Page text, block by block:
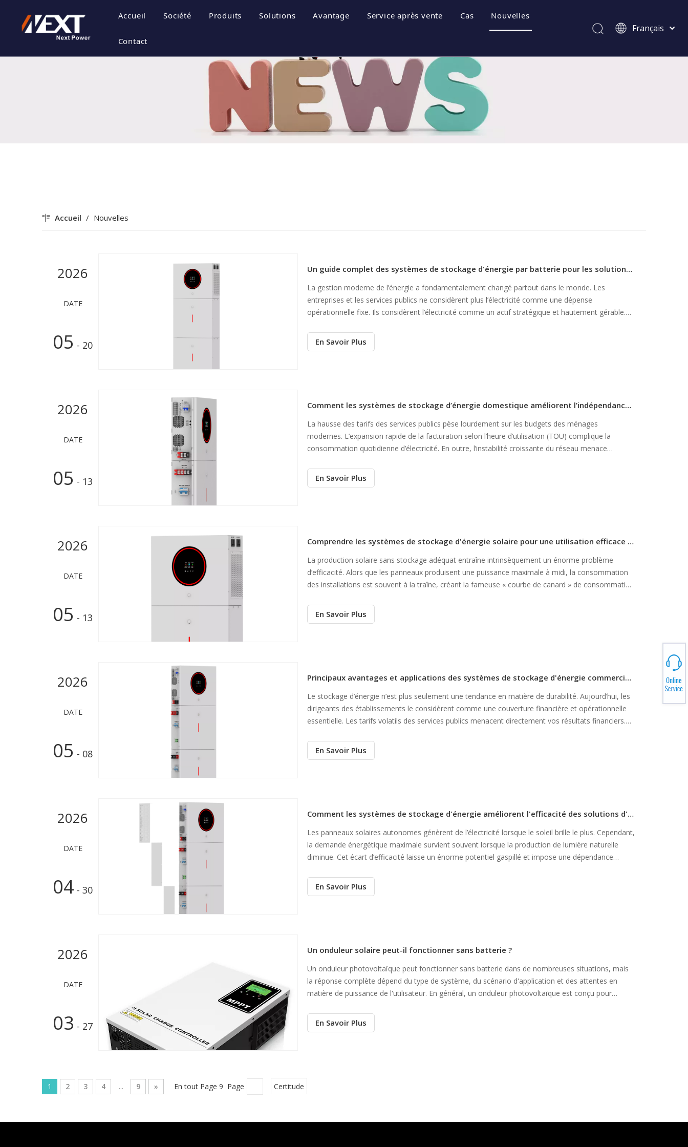
Accueil Société
Culture d'entreprise
Certificat Honneur
Style de l'entreprise
Produits
Onduleur photovoltaïque
Système photovoltaïque
Solutions Avantage Service après vente
Télécharger
FAQ
Vidéos
Cas Nouvelles
Contact
Français
Kiswahili
Accueil / Nouvelles
2026
DATE
05 - 20
Un guide complet des systèmes de stockage d'énergie par batterie pour les solutions d'alimentation modernes
La gestion moderne de l’énergie a fondamentalement changé partout dans le monde. Les
entreprises et les services publics ne considèrent plus l’électricité comme une dépense
opérationnelle fixe. Ils considèrent l’électricité comme un actif stratégique et hautement gérable.
prix.En Savoir Plus
2026
DATE
05 - 13
Comment les systèmes de stockage d’énergie domestique améliorent l’indépendance énergétique et réduisent les coûts
La hausse des tarifs des services publics pèse lourdement sur les budgets des ménages
modernes. L’expansion rapide de la facturation selon l’heure d’utilisation (TOU) complique la
consommation quotidienne d’électricité. En outre, l’instabilité croissante du réseau menace
un changement majeur dans la manière dont
En Savoir Plus
2026
DATE
05 - 13
Comprendre les systèmes de stockage d'énergie solaire pour une utilisation efficace des énergies renouvelables
La production solaire sans stockage adéquat entraîne intrinsèquement un énorme problème
d’efficacité. Alors que les panneaux produisent une puissance maximale à midi, la consommation
des installations est souvent à la traîne, créant la fameuse « courbe de canard » de consommation
restant complet
En Savoir Plus
2026
DATE
05 - 08
Principaux avantages et applications des systèmes de stockage d'énergie commerciaux pour les entreprises
Le stockage d’énergie n’est plus seulement une tendance en matière de durabilité. Aujourd’hui, les
dirigeants des établissements le considèrent comme une couverture financière et opérationnelle
essentielle. Les tarifs volatils des services publics menacent directement vos résultats financiers.
réseaux électriques vieillissants ont du mal à fournir
En Savoir Plus
2026
DATE
04 - 30
Comment les systèmes de stockage d'énergie améliorent l'efficacité des solutions d'énergie solaire
Les panneaux solaires autonomes génèrent de l’électricité lorsque le soleil brille le plus. Cependant,
la demande énergétique maximale survient souvent lorsque la production de lumière naturelle
diminue. Cet écart d’efficacité laisse un énorme potentiel gaspillé et impose une dépendance
simple sauvegarde
En Savoir Plus
2026
DATE
03 - 27
Un onduleur solaire peut-il fonctionner sans batterie ?
Un onduleur photovoltaïque peut fonctionner sans batterie dans de nombreuses situations, mais
la réponse complète dépend du type de système, du scénario d'application et des attentes en
matière de puissance de l'utilisateur. En général, un onduleur photovoltaïque est conçu pour
En Savoir Plus
1 2 3 4 ... 9 » En tout Page 9 Page Certitude